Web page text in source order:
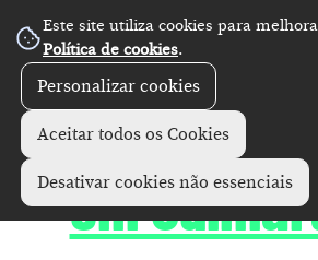
Este site utiliza cookies para
Política de cookies.
Personalizar cookies
Aceitar todos os Cookies
Desativar cookies não essenciais
Agenda
O que fazer
em